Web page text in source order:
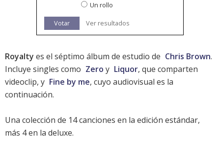
Un rollo
Votar Ver resultados
Royalty es el séptimo álbum de estudio de Chris Brown.
Incluye singles como Zero y Liquor, que comparten
videoclip, y Fine by me, cuyo audiovisual es la
continuación.
Una colección de 14 canciones en la edición estándar,
más 4 en la deluxe.